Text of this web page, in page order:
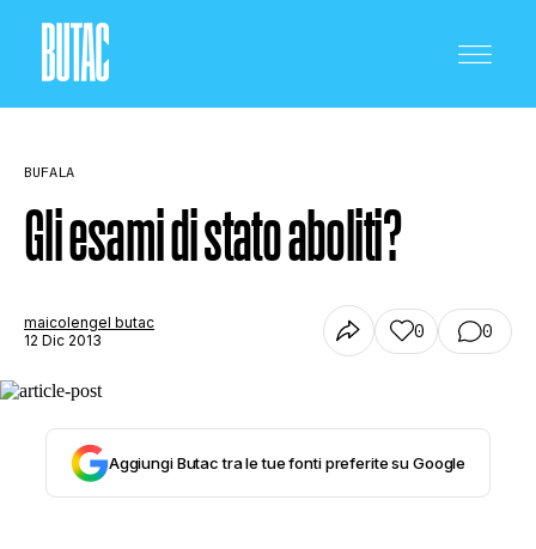
SCIENZA E TECNOLOGIA
SALUTE E MEDICINA
BUFALA
Gli esami di stato aboliti?
maicolengel butac
12 Dic 2013
0 0
Aggiungi Butac tra le tue fonti preferite su Google